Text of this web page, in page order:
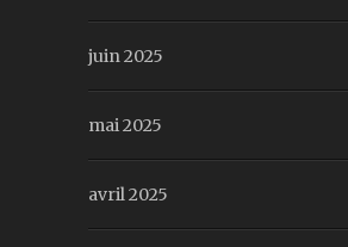
juin 2025
mai 2025
avril 2025